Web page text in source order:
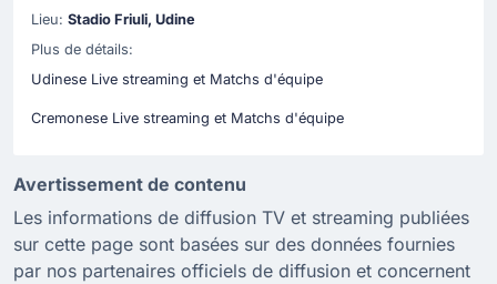
Lieu: Stadio Friuli, Udine
Plus de détails:
Udinese Live streaming et Matchs d'équipe
Cremonese Live streaming et Matchs d'équipe
Avertissement de contenu
Les informations de diffusion TV et streaming publiées
sur cette page sont basées sur des données fournies
par nos partenaires officiels de diffusion et concernent